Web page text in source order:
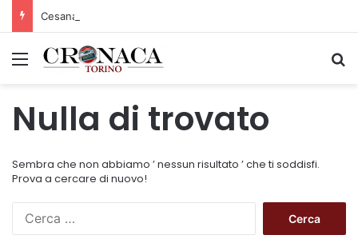
Menu
Nulla di trovato
Sembra che non abbiamo ’ nessun risultato ’ che ti soddisfi.
Prova a cercare di nuovo!